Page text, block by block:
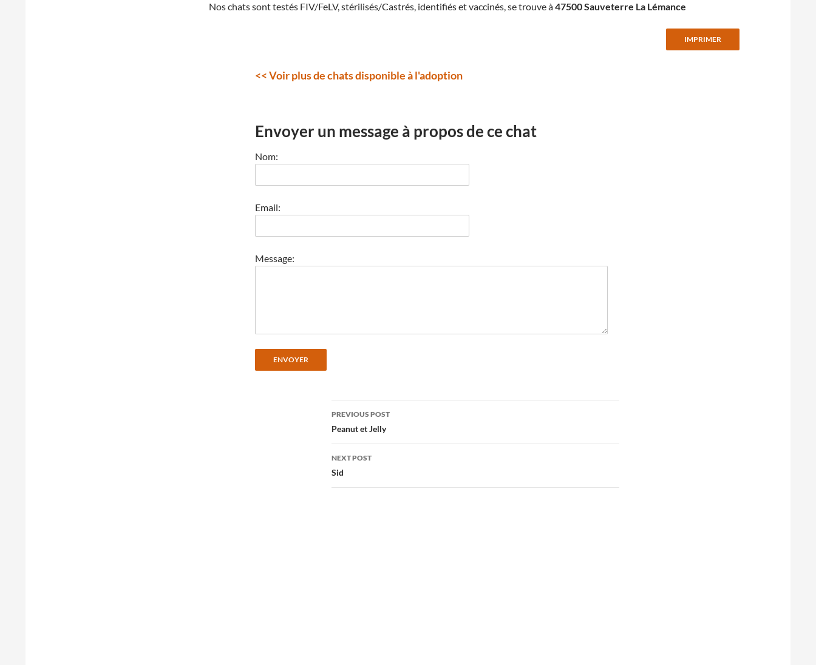
Nos chats sont testés FIV/FeLV, stérilisés/Castrés, identifiés et vaccinés, se trouve à47500 Sauveterre La Lémance
<< Voir plus de chats disponible à l'adoption
Envoyer un message à propos de ce chat
Nom:
Email:
Message:
Post
navigation
PREVIOUS POST
Peanut et Jelly
NEXT POST
Sid